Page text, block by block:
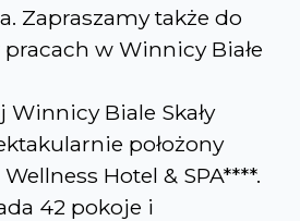
Zapraszamy także do
w Winnicy Białe
Winnicy Biale Skały
położony
Hotel & SPA****.
42 pokoje i